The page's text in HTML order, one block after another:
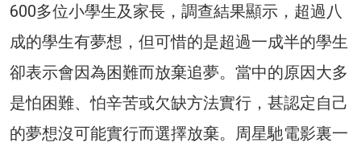
600多位小學生及家長，調查結果顯示，超過八
成的學生有夢想，但可惜的是超過一成半的學生
卻表示會因為困難而放棄追夢。當中的原因大多
是怕困難、怕辛苦或欠缺方法實行，甚認定自己
的夢想沒可能實行而選擇放棄。周星馳電影裏一